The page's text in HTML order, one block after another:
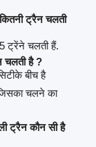
ट्रैन चलती
ट्रेंने चलती हैं.
चलती है ?
बीच है
चलने का
ट्रैन कौन सी है